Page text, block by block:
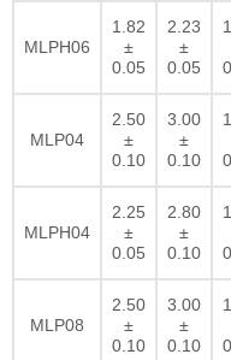
MLPH06
1.82
±
0.05
2.23
±
0.05
MLP04
2.50
±
0.10
3.00
±
0.10
MLPH04
2.25
±
0.05
2.80
±
0.10
MLP08
2.50
±
0.10
3.00
±
0.10